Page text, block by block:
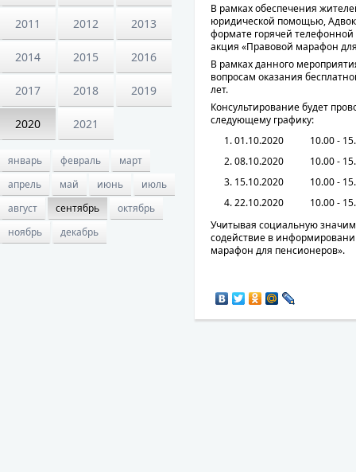
2011 2012 2013
2014 2015 2016
2017 2018 2019
2020 2021
январь февраль
март
апрель
май июнь
июль
август
сентябрь
октябрь
ноябрь
декабрь
В рамках обеспечения
юридической помощью,
формате горячей
акция «Правовой марафон
В рамках данного
вопросам оказания
лет.
Консультирование будет
следующему графику:
01.10.2020
10.00 -
08.10.2020
10.00 -
15.10.2020
10.00 -
22.10.2020
10.00 -
Учитывая социальную
содействие в
марафон для пенсионеров».